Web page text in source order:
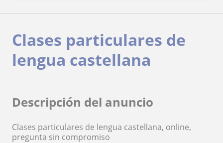
Clases particulares de
lengua castellana
Descripción del anuncio
Clases particulares de lengua castellana, online,
pregunta sin compromiso